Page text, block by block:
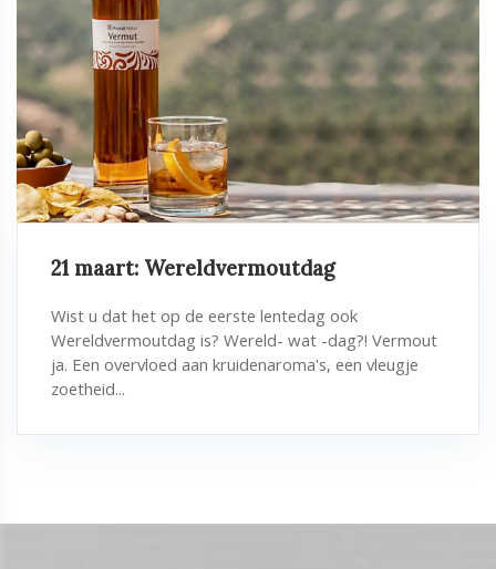
21 maart: Wereldvermoutdag
Wist u dat het op de eerste lentedag ook
Wereldvermoutdag is? Wereld- wat -dag?! Vermout
ja. Een overvloed aan kruidenaroma's, een vleugje
zoetheid...